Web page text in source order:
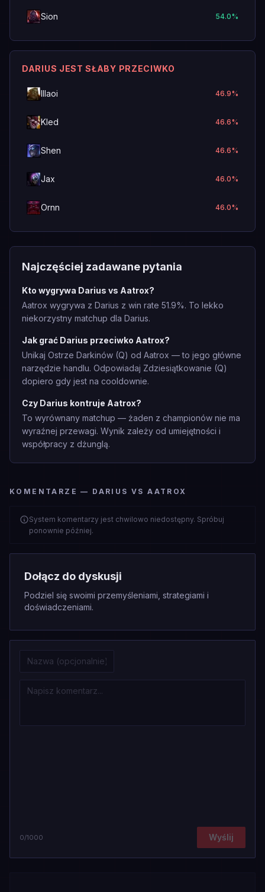
Sion 54.0%
DARIUS JEST SŁABY PRZECIWKO
Illaoi 46.9%
Kled 46.6%
Shen 46.6%
Jax 46.0%
Ornn 46.0%
Najczęściej zadawane pytania
Kto wygrywa Darius vs Aatrox?
Aatrox wygrywa z Darius z win rate 51.9%. To lekko
niekorzystny matchup dla Darius.
Jak grać Darius przeciwko Aatrox?
Unikaj Ostrze Darkinów (Q) od Aatrox — to jego główne
narzędzie handlu. Odpowiadaj Zdziesiątkowanie (Q)
dopiero gdy jest na cooldownie.
Czy Darius kontruje Aatrox?
To wyrównany matchup — żaden z championów nie ma
wyraźnej przewagi. Wynik zależy od umiejętności i
współpracy z dżunglą.
KOMENTARZE — DARIUS VS AATROX
System komentarzy jest chwilowo niedostępny. Spróbuj
ponownie później.
Dołącz do dyskusji
Podziel się swoimi przemyśleniami, strategiami i
doświadczeniami.
0/1000 Wyślij